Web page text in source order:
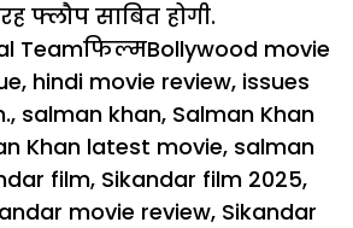
फ्लौप साबित होगी.
TeamCategories
फिल्मTags
Bollywood movie
, hindi movie review, issues
, salman khan, Salman Khan
Khan latest movie, salman
film, Sikandar film 2025,
movie review, Sikandar